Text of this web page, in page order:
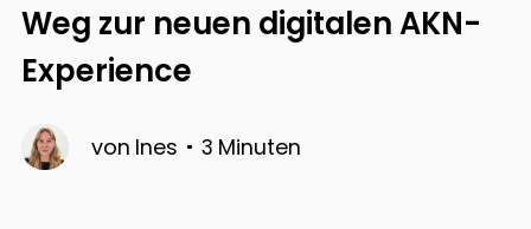
Weg zur neuen digitalen AKN-
Experience
von Ines 3 Minuten